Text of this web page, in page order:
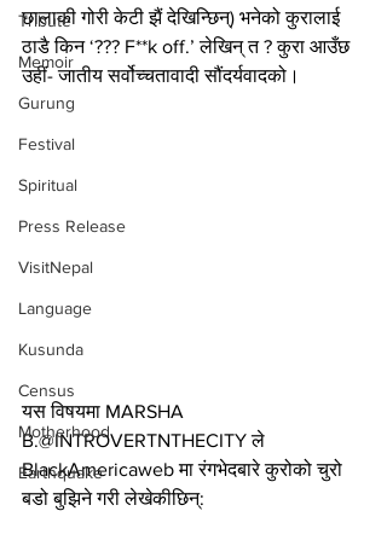
Tribute
Memoir
Gurung
Festival
Spiritual
Press Release
VisitNepal
Language
Kusunda
Census
Motherhood
Earthquake
छालाकी गोरी केटी झैं देखिन्छिन्) भनेको कुरालाई
ठाडै किन ‘??? F**k off.’ लेखिन् त ? कुरा आउँछ
उहीं- जातीय सर्वोच्चतावादी सौंदर्यवादको।
यस विषयमा MARSHA
B.@INTROVERTNTHECITY ले
BlackAmericaweb मा रंगभेदबारे कुरोको चुरो
बडो बुझिने गरी लेखेकीछिन्: